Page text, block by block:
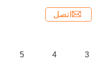
اتصل
3
4
5